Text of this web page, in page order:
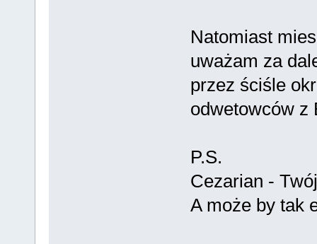
Natomiast
uważam za
przez ściśle
odwetowców z
P.S.
Cezarian -
A może by tak